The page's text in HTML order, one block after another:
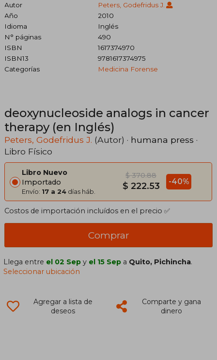
Autor
Peters, Godefridus J.
Año
2010
Idioma
Inglés
N° páginas
490
ISBN
1617374970
ISBN13
9781617374975
Categorías
Medicina Forense
deoxynucleoside analogs in cancer
therapy (en Inglés)
Peters, Godefridus J. (Autor) · humana press ·
Libro Físico
Libro Nuevo
Importado
Envío: 17 a 24 días háb.
$ 370.88
$ 222.53 -40%
Costos de importación incluídos en el precio ✅
Comprar
Llega entre el 02 Sep y el 15 Sep a Quito, Pichincha.
Seleccionar ubicación
Agregar a lista de
deseos
Comparte y gana
dinero